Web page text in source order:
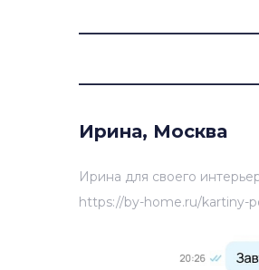
Ирина, Москва
Ирина для своего
https://by-home.ru/kartiny-